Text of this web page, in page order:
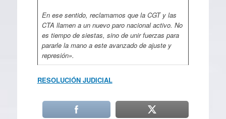
En ese sentido, reclamamos que la CGT y las
CTA llamen a un nuevo paro nacional activo. No
es tiempo de siestas, sino de unir fuerzas para
pararle la mano a este avanzado de ajuste y
represión».
RESOLUCIÓN JUDICIAL